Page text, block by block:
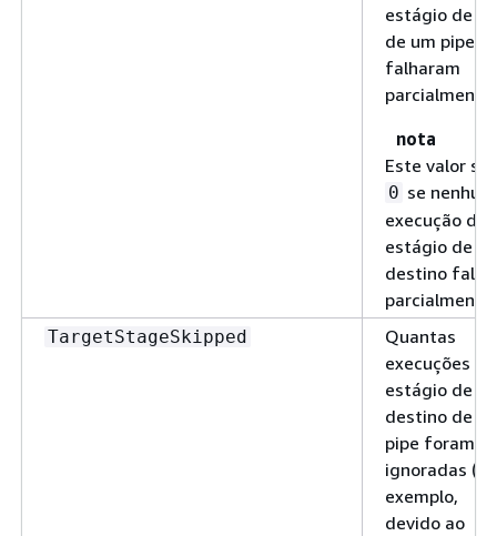
estágio de
de um pipe
falharam
parcialmente.
nota
Este valor
0 se
execução do
estágio de
destino
parcialmente.
TargetStageSkipped
Quantas
execuções do
estágio de
destino de
pipe foram
ignoradas
exemplo,
devido ao